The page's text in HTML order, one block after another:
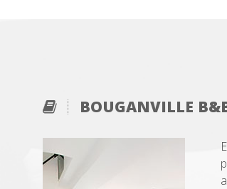
BOUGANVILLE